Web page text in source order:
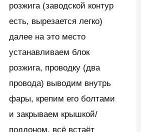
розжига (заводской контур
есть, вырезается легко)
далее на это место
устанавливаем блок
розжига, проводку (два
провода) выводим внутрь
фары, крепим его болтами
и закрываем крышкой/
поддоном, всё встаёт